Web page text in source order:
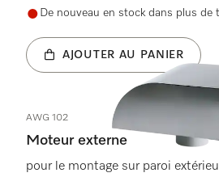
De nouveau en stock dans plus de
AJOUTER AU PANIER
AWG 102
Moteur externe
pour le montage sur paroi